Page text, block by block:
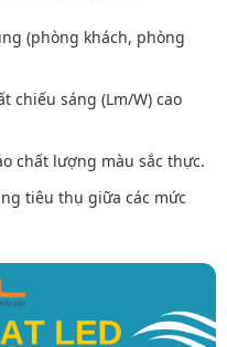
(phòng khách, phòng
chiếu sáng (Lm/W) cao
chất lượng màu sắc thực.
tiêu thụ giữa các mức